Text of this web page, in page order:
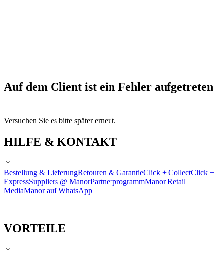
Auf dem Client ist ein Fehler aufgetreten
Versuchen Sie es bitte später erneut.
HILFE & KONTAKT
Bestellung & LieferungRetouren & GarantieClick + CollectClick +
ExpressSuppliers @ ManorPartnerprogrammManor Retail
MediaManor auf WhatsApp
VORTEILE